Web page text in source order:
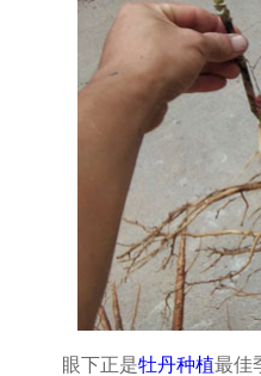
眼下正是牡丹种植最佳